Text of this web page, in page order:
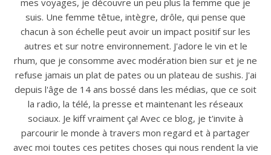
mes voyages, je découvre un peu plus la femme que je
suis. Une femme têtue, intègre, drôle, qui pense que
chacun à son échelle peut avoir un impact positif sur les
autres et sur notre environnement. J'adore le vin et le
rhum, que je consomme avec modération bien sur et je ne
refuse jamais un plat de pates ou un plateau de sushis. J'ai
depuis l'âge de 14 ans bossé dans les médias, que ce soit
la radio, la télé, la presse et maintenant les réseaux
sociaux. Je kiff vraiment ça! Avec ce blog, je t'invite à
parcourir le monde à travers mon regard et à partager
avec moi toutes ces petites choses qui nous rendent la vie